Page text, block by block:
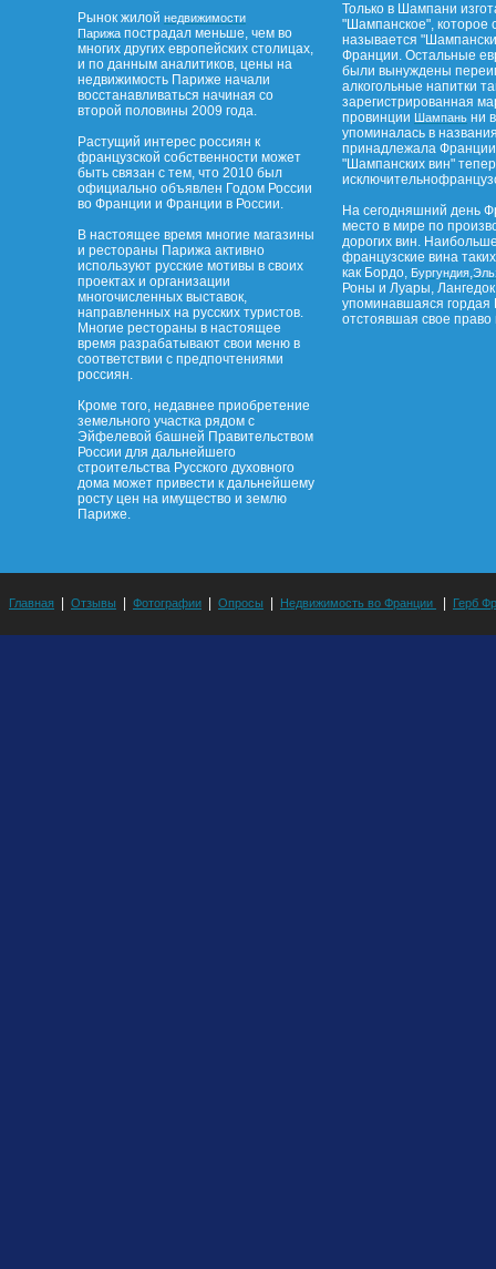
Рынок жилой недвижимости
Парижа пострадал меньше, чем во
многих других европейских столицах,
и по данным аналитиков, цены на
недвижимость Париже начали
восстанавливаться начиная со
второй половины 2009 года.
Растущий интерес россиян к
французской собственности может
быть связан с тем, что 2010 был
официально объявлен Годом России
во Франции и Франции в России.
В настоящее время многие магазины
и рестораны Парижа активно
используют русские мотивы в своих
проектах и организации
многочисленных выставок,
направленных на русских туристов.
Многие рестораны в настоящее
время разрабатывают свои меню в
соответствии с предпочтениями
россиян.
Кроме того, недавнее приобретение
земельного участка рядом с
Эйфелевой башней Правительством
России для дальнейшего
строительства Русского духовного
дома может привести к дальнейшему
росту цен на имущество и землю
Париже.
Только в Шампани
"Шампанское", которое
называется
Франции. Остальные
были вынуждены
алкогольные напитки
зарегистрированная
провинции Шампань ни
упоминалась в
принадлежала
"Шампанских вин"
На сегодняшний день
место в мире по
дорогих вин.
французские вина
как Бордо, Бургундия,
Роны и Луары,
упоминавшаяся
отстоявшая свое право
Главная Отзывы Фотографии Опросы Недвижимость во Франции Герб